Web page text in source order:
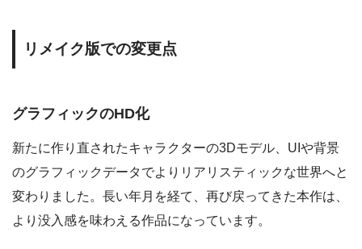
リメイク版での変更点
グラフィックのHD化
新たに作り直されたキャラクターの3Dモデル、UIや背景
のグラフィックデータでよりリアリスティックな世界へと
変わりました。長い年月を経て、再び戻ってきた本作は、
より没入感を味わえる作品になっています。